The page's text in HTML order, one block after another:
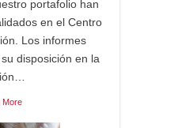
portafolio han
en el Centro
Los informes
disposición en la
More